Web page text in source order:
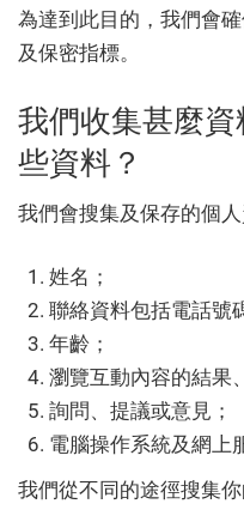
為達到此目的，我們會
及保密指標。
我們收集甚麼
些資料？
我們會搜集及保存的個
姓名；
聯絡資料包括電話號
年齡；
瀏覽互動內容的結果
詢問、提議或意見；
電腦操作系統及網上
我們從不同的途徑搜集